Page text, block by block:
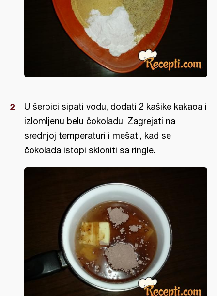
U šerpici sipati vodu, dodati 2 kašike kakaoa i
izlomljenu belu čokoladu. Zagrejati na
srednjoj temperaturi i mešati, kad se
čokolada istopi skloniti sa ringle.